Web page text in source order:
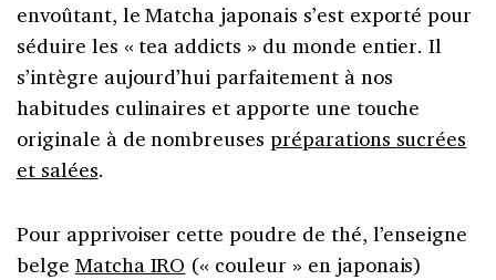
envoûtant, le Matcha japonais s’est exporté pour
séduire les « tea addicts » du monde entier. Il
s’intègre aujourd’hui parfaitement à nos
habitudes culinaires et apporte une touche
originale à de nombreusespréparations sucrées
et salées.
Pour apprivoiser cette poudre de thé, l’enseigne
belge Matcha IRO (« couleur » en japonais)